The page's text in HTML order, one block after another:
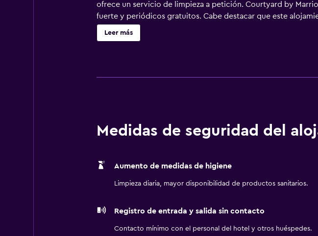
ofrece un servicio de limpieza a petición. Courtyard by
fuerte y periódicos gratuitos. Cabe destacar que este
LCD de 27 pulgadas con canales por cable de suscripción y
equipados con ducha y bañera combinadas, artículos de
Leer más
Medidas de seguridad del
Aumento de medidas de higiene
Limpieza diaria, mayor disponibilidad de productos sanitarios.
Registro de entrada y salida sin contacto
Contacto mínimo con el personal del hotel y otros huéspedes.